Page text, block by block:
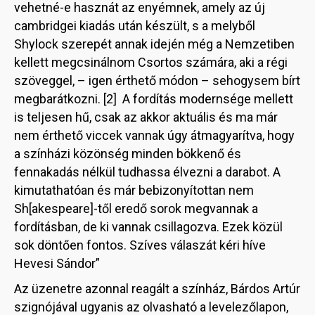
vehetné-e hasznát az enyémnek, amely az új
cambridgei kiadás után készült, s a melyből
Shylock szerepét annak idején még a Nemzetiben
kellett megcsinálnom Csortos számára, aki a régi
szöveggel, – igen érthető módon – sehogysem bírt
megbarátkozni. [2] A fordítás modernsége mellett
is teljesen hű, csak az akkor aktuális és ma már
nem érthető viccek vannak úgy átmagyarítva, hogy
a színházi közönség minden bökkenő és
fennakadás nélkül tudhassa élvezni a darabot. A
kimutathatóan és már bebizonyítottan nem
Sh[akespeare]-től eredő sorok megvannak a
fordításban, de ki vannak csillagozva. Ezek közül
sok döntően fontos. Szíves válaszát kéri híve
Hevesi Sándor”
Az üzenetre azonnal reagált a színház, Bárdos Artúr
szignójával ugyanis az olvasható a levelezőlapon,